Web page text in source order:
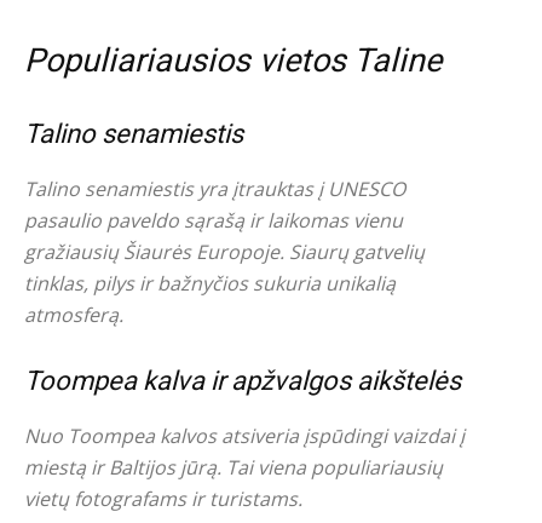
Populiariausios vietos Taline
Talino senamiestis
Talino senamiestis yra įtrauktas į UNESCO
pasaulio paveldo sąrašą ir laikomas vienu
gražiausių Šiaurės Europoje. Siaurų gatvelių
tinklas, pilys ir bažnyčios sukuria unikalią
atmosferą.
Toompea kalva ir apžvalgos aikštelės
Nuo Toompea kalvos atsiveria įspūdingi vaizdai į
miestą ir Baltijos jūrą. Tai viena populiariausių
vietų fotografams ir turistams.